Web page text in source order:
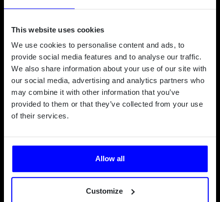
This website uses cookies
We use cookies to personalise content and ads, to
provide social media features and to analyse our traffic.
We also share information about your use of our site with
our social media, advertising and analytics partners who
may combine it with other information that you’ve
provided to them or that they’ve collected from your use
of their services.
Allow all
Customize
Frida ansvarar för
bolagets strategi,
affärsutveckling och
externa relationer, och
driver
kommersialiseringen av
positionera bolaget i
den globala
scen delar hon